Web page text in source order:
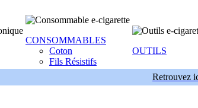
CONSOMMABLES
Coton
Fils Résistifs
OUTILS
Retrouvez